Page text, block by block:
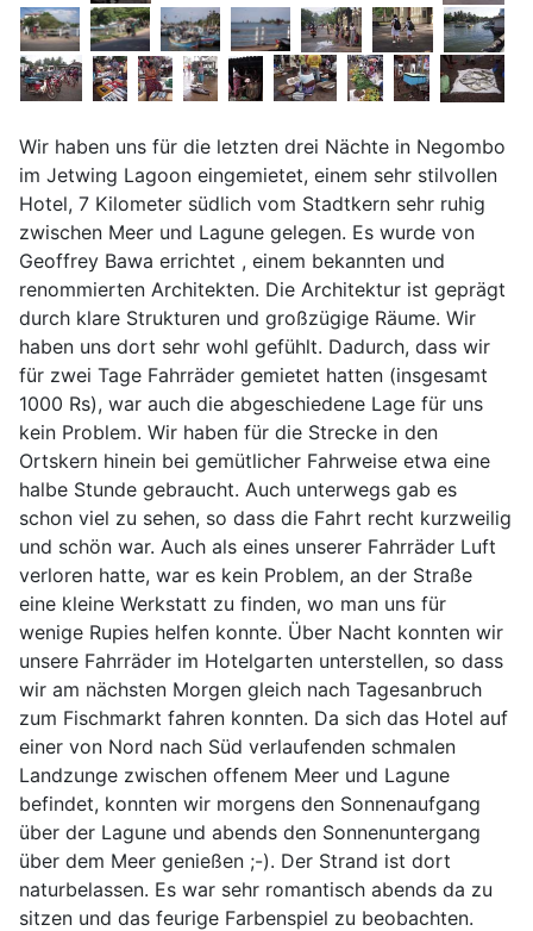
Wir haben uns für die letzten drei Nächte in Negombo
im Jetwing Lagoon eingemietet, einem sehr stilvollen
Hotel, 7 Kilometer südlich vom Stadtkern sehr ruhig
zwischen Meer und Lagune gelegen. Es wurde von
Geoffrey Bawa errichtet , einem bekannten und
renommierten Architekten. Die Architektur ist geprägt
durch klare Strukturen und großzügige Räume. Wir
haben uns dort sehr wohl gefühlt. Dadurch, dass wir
für zwei Tage Fahrräder gemietet hatten (insgesamt
1000 Rs), war auch die abgeschiedene Lage für uns
kein Problem. Wir haben für die Strecke in den
Ortskern hinein bei gemütlicher Fahrweise etwa eine
halbe Stunde gebraucht. Auch unterwegs gab es
schon viel zu sehen, so dass die Fahrt recht kurzweilig
und schön war. Auch als eines unserer Fahrräder Luft
verloren hatte, war es kein Problem, an der Straße
eine kleine Werkstatt zu finden, wo man uns für
wenige Rupies helfen konnte. Über Nacht konnten wir
unsere Fahrräder im Hotelgarten unterstellen, so dass
wir am nächsten Morgen gleich nach Tagesanbruch
zum Fischmarkt fahren konnten. Da sich das Hotel auf
einer von Nord nach Süd verlaufenden schmalen
Landzunge zwischen offenem Meer und Lagune
befindet, konnten wir morgens den Sonnenaufgang
über der Lagune und abends den Sonnenuntergang
über dem Meer genießen ;-). Der Strand ist dort
naturbelassen. Es war sehr romantisch abends da zu
sitzen und das feurige Farbenspiel zu beobachten.